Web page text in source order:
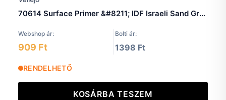
70614 Surface Primer &#8211; IDF Israeli Sand Grey 61-73 17 ml.
Webshop ár: Bolti ár:
909 Ft 1398 Ft
RENDELHETŐ
KOSÁRBA TESZEM